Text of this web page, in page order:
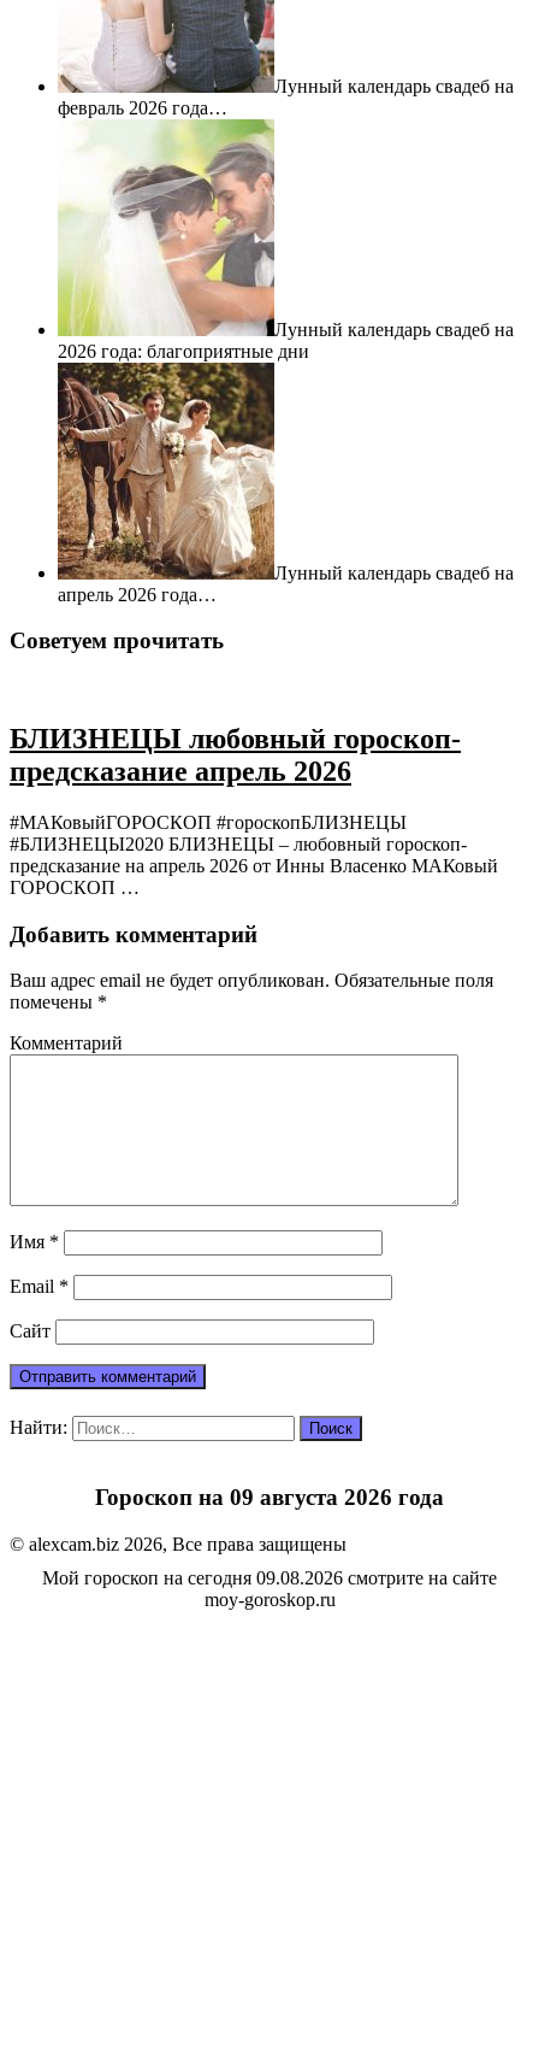
Лунный календарь свадеб на
февраль 2026 года…
Лунный календарь свадеб на
2026 года: благоприятные дни
Лунный календарь свадеб на
апрель 2026 года…
Советуем прочитать
БЛИЗНЕЦЫ любовный гороскоп-
предсказание апрель 2026
#МАКовыйГОРОСКОП #гороскопБЛИЗНЕЦЫ
#БЛИЗНЕЦЫ2020 БЛИЗНЕЦЫ – любовный гороскоп-
предсказание на апрель 2026 от Инны Власенко МАКовый
ГОРОСКОП …
Добавить комментарий
Ваш адрес email не будет опубликован. Обязательные поля
помечены *
Комментарий
Имя *
Email *
Сайт
Найти:
Гороскоп на 09 августа 2026 года
© alexcam.biz 2026, Все права защищены
Мой гороскоп на сегодня 09.08.2026 смотрите на сайте
moy-goroskop.ru